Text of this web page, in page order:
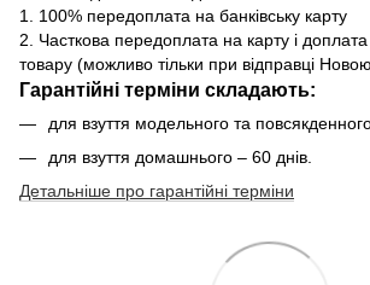
1. 100% передоплата на банківську карту
2. Часткова передоплата на карту і
товару (можливо тільки при відправці
Гарантійні терміни складають:
для взуття модельного та
для взуття домашнього – 60 днів.
Детальніше про гарантійні терміни